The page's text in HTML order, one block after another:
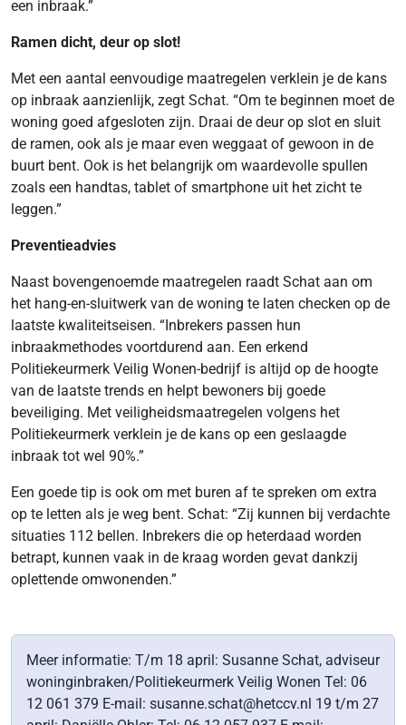
een inbraak.”
Ramen dicht, deur op slot!
Met een aantal eenvoudige maatregelen verklein je de kans
op inbraak aanzienlijk, zegt Schat. “Om te beginnen moet de
woning goed afgesloten zijn. Draai de deur op slot en sluit
de ramen, ook als je maar even weggaat of gewoon in de
buurt bent. Ook is het belangrijk om waardevolle spullen
zoals een handtas, tablet of smartphone uit het zicht te
leggen.”
Preventieadvies
Naast bovengenoemde maatregelen raadt Schat aan om
het hang-en-sluitwerk van de woning te laten checken op de
laatste kwaliteitseisen. “Inbrekers passen hun
inbraakmethodes voortdurend aan. Een erkend
Politiekeurmerk Veilig Wonen-bedrijf is altijd op de hoogte
van de laatste trends en helpt bewoners bij goede
beveiliging. Met veiligheidsmaatregelen volgens het
Politiekeurmerk verklein je de kans op een geslaagde
inbraak tot wel 90%.”
Een goede tip is ook om met buren af te spreken om extra
op te letten als je weg bent. Schat: “Zij kunnen bij verdachte
situaties 112 bellen. Inbrekers die op heterdaad worden
betrapt, kunnen vaak in de kraag worden gevat dankzij
oplettende omwonenden.”
Meer informatie: T/m 18 april: Susanne Schat, adviseur
woninginbraken/Politiekeurmerk Veilig Wonen Tel: 06
12 061 379 E-mail: susanne.schat@hetccv.nl 19 t/m 27